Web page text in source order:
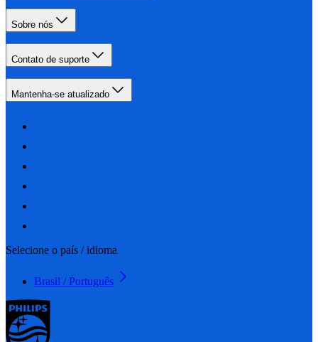
Sobre nós
Contato de suporte
Mantenha-se atualizado
Selecione o país / idioma
Brasil / Português